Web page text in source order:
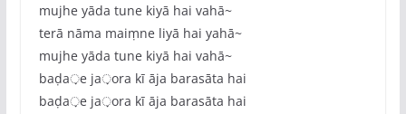
mujhe yāda tune kiyā hai vahā~
terā nāma maiṃne liyā hai yahā~
mujhe yāda tune kiyā hai vahā~
baḍa़e ja़ora kī āja barasāta hai
baḍa़e ja़ora kī āja barasāta hai